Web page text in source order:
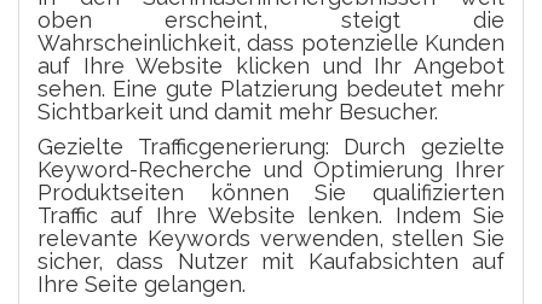
oben erscheint, steigt die
Wahrscheinlichkeit, dass potenzielle Kunden
auf Ihre Website klicken und Ihr Angebot
sehen. Eine gute Platzierung bedeutet mehr
Sichtbarkeit und damit mehr Besucher.
Gezielte Trafficgenerierung: Durch gezielte
Keyword-Recherche und Optimierung Ihrer
Produktseiten können Sie qualifizierten
Traffic auf Ihre Website lenken. Indem Sie
relevante Keywords verwenden, stellen Sie
sicher, dass Nutzer mit Kaufabsichten auf
Ihre Seite gelangen.